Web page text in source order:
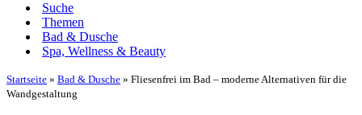
Suche
Themen
Bad & Dusche
Spa, Wellness & Beauty
Startseite » Bad & Dusche » Fliesenfrei im Bad – moderne Alternativen für die
Wandgestaltung